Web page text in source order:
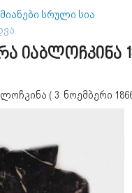
სრული სია
იაბლოჩკინა
( 3 ნოემბერი